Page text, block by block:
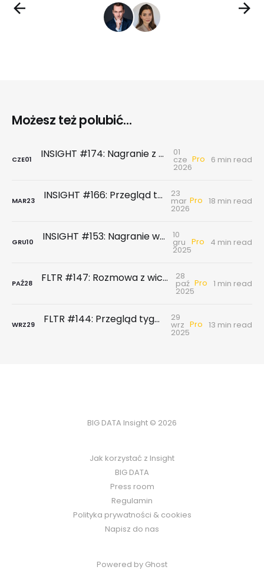
Możesz też polubić...
CZE01 INSIGHT #174: Nagranie z webinaru | Konsekwencje wojny w Zatoce Perskiej oraz AI jako nowe narzędzie wspierające jakość leadów 01
cze
2026
Pro 6 min read
MAR23 INSIGHT #166: Przegląd tygodniowy | Przegląd sytuacji na rynku materiałów budowlanych + prezentacja z webinaru 23
mar
2026
Pro 18 min read
GRU10 INSIGHT #153: Nagranie webinaru | Żegnaj 2025, witaj 2026 10
gru
2025
Pro 4 min read
PAŹ28 FLTR #147: Rozmowa z wiceprezes Euro Stylu - rynek deweloperski na fali tańszych kredytów? 28
paź
2025
Pro 1 min read
WRZ29 FLTR #144: Przegląd tygodniowy | Migracyjny doping w wyścigu z problemami demograficznymi 29
wrz
2025
Pro 13 min read
BIG DATA Insight © 2026
Jak korzystać z Insight
BIG DATA
Press room
Regulamin
Polityka prywatności & cookies
Napisz do nas
Powered by Ghost